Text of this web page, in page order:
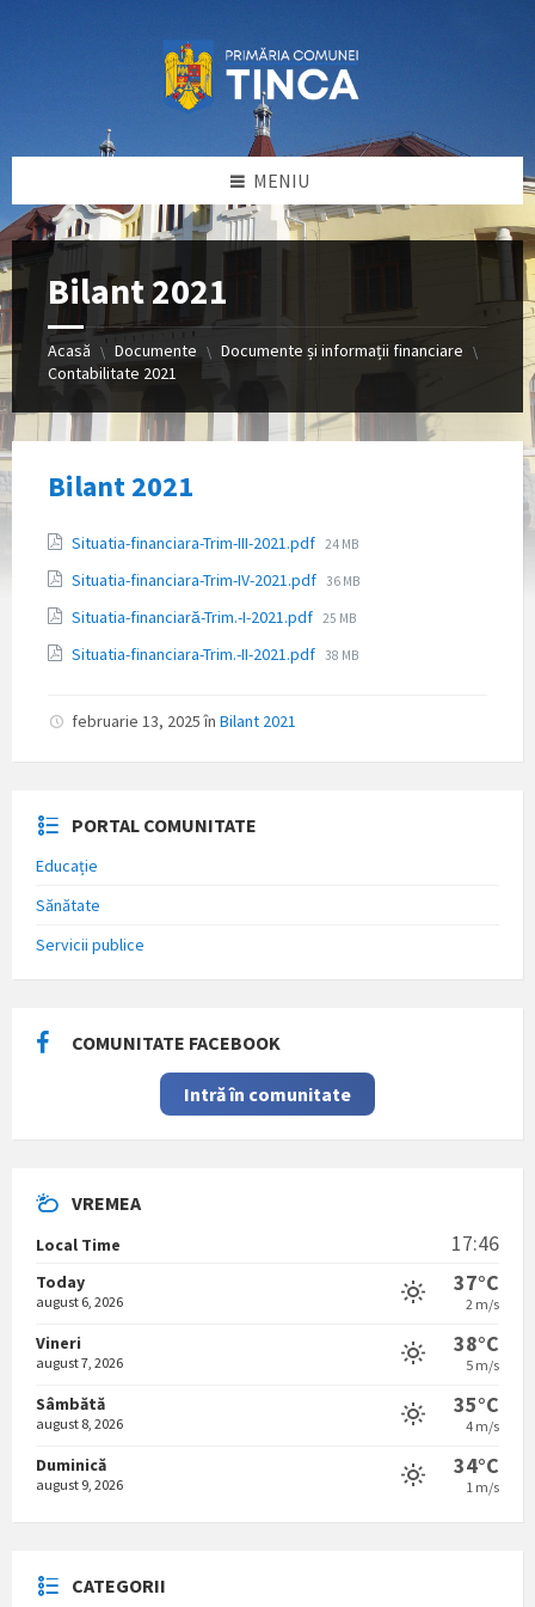
MENIU
Bilant 2021
Acasă \ Documente \ Documente și informații financiare \
Contabilitate 2021
Bilant 2021
Atașamente
Situatia-financiara-Trim-III-2021.pdf Dimensiune
24 MB
Situatia-financiara-Trim-IV-2021.pdf Dimensiune
36 MB
Situatia-financiară-Trim.-I-2021.pdf Dimensiune
25 MB
Situatia-financiara-Trim.-II-2021.pdf Dimensiune
38 MB
februarie 13, 2025în Bilant 2021
PORTAL COMUNITATE
Educație
Sănătate
Servicii publice
COMUNITATE FACEBOOK
Intră în comunitate
VREMEA
Local Time 17:46
Today
august 6, 2026
37°C
2 m/s
Vineri
august 7, 2026
38°C
5 m/s
Sâmbătă
august 8, 2026
35°C
4 m/s
Duminică
august 9, 2026
34°C
1 m/s
CATEGORII